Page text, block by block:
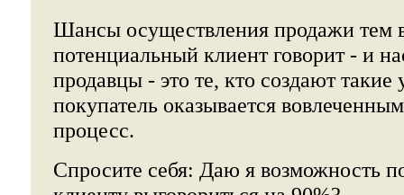
Шансы осуществления продажи тем
потенциальный клиент говорит - и
продавцы - это те, кто создают такие
покупатель оказывается
процесс.
Спросите себя: Даю я возможность